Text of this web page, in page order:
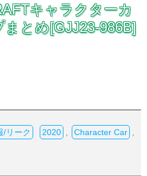
キャラクターカ
とめ[GJJ23-986B]
/リーク 2020 Character Car